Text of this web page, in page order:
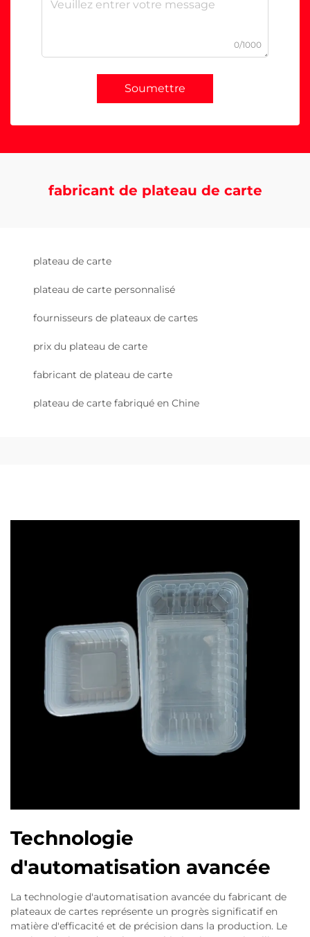
0/1000
Soumettre
fabricant de plateau de carte
plateau de carte
plateau de carte personnalisé
fournisseurs de plateaux de cartes
prix du plateau de carte
fabricant de plateau de carte
plateau de carte fabriqué en Chine
Technologie
d'automatisation avancée
La technologie d'automatisation avancée du fabricant de
plateaux de cartes représente un progrès significatif en
matière d'efficacité et de précision dans la production. Le